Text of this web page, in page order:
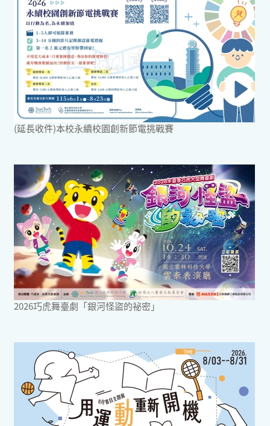
(延長收件)本校永續校園創新節電挑戰賽
2026巧虎舞臺劇「銀河怪盜的祕密」